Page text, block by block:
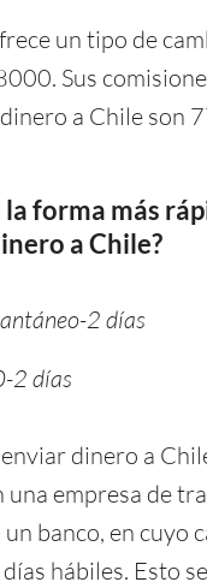
un tipo de
Sus
a Chile son
la forma más
a Chile?
2 días
2 días
dinero a
una empresa de
banco, en cuyo
hábiles. Esto